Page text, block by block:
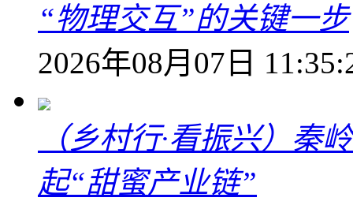
“物理交互”的关键一步
2026年08月07日
（乡村行·看振兴）秦
起“甜蜜产业链”